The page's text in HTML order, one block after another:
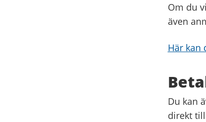
Om du
även
Här kan
Du kan
direkt